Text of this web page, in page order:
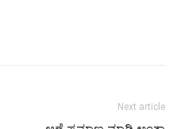
Next article